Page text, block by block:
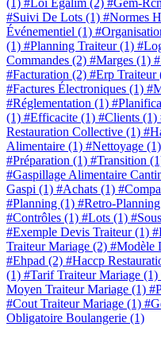
#Suivi De Lots (1) #Normes
Événementiel (1)
(1) #Planning Traiteur(1)
Commandes (2) #Marges (1)
#Facturation (2) #Erp Traiteur
#Factures Électroniques (1)
#Réglementation (1)
(1) #Efficacite (1) #Clients (1)
Restauration Collective (1)
Alimentaire (1) #Nettoyage (1)
#Préparation (1) #Transition
#Gaspillage Alimentaire
Gaspi (1) #Achats (1)
#Planning (1) #Retro-Planning
#Contrôles (1) #Lots (1)
#Exemple Devis Traiteur(1)
Traiteur Mariage (2) #Modèle
#Ehpad (2) #Haccp
(1) #Tarif Traiteur Mariage (1)
Moyen Traiteur Mariage (1)
#Cout Traiteur Mariage (1)
Obligatoire Boulangerie (1)